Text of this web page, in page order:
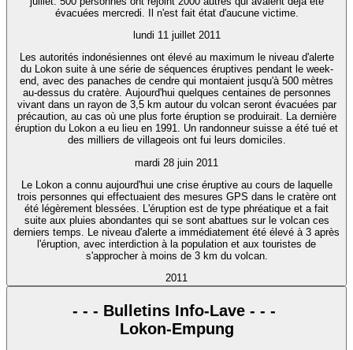
évacuées mercredi. Il n'est fait état d'aucune victime.
lundi 11 juillet 2011
Les autorités indonésiennes ont élevé au maximum le niveau d'alerte
du Lokon suite à une série de séquences éruptives pendant le week-
end, avec des panaches de cendre qui montaient jusqu'à 500 mètres
au-dessus du cratère. Aujourd'hui quelques centaines de personnes
vivant dans un rayon de 3,5 km autour du volcan seront évacuées par
précaution, au cas où une plus forte éruption se produirait. La dernière
éruption du Lokon a eu lieu en 1991. Un randonneur suisse a été tué et
des milliers de villageois ont fui leurs domiciles.
mardi 28 juin 2011
Le Lokon a connu aujourd'hui une crise éruptive au cours de laquelle
trois personnes qui effectuaient des mesures GPS dans le cratère ont
été légèrement blessées. L'éruption est de type phréatique et a fait
suite aux pluies abondantes qui se sont abattues sur le volcan ces
derniers temps. Le niveau d'alerte a immédiatement été élevé à 3 après
l'éruption, avec interdiction à la population et aux touristes de
s'approcher à moins de 3 km du volcan.
2011
- - - Bulletins Info-Lave - - -
Lokon-Empung